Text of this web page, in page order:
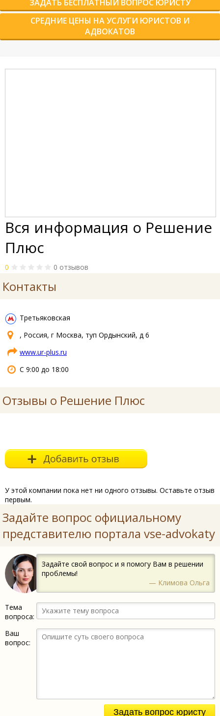
ЗАДАТЬ БЕСПЛАТНЫЙ ВОПРОС ЮРИСТУ
СРЕДНИЕ ЦЕНЫ НА УСЛУГИ ЮРИСТОВ И
АДВОКАТОВ
Вся информация о Решение
Плюс
0 0 отзывов
Контакты
Третьяковская
, Россия, г Москва, туп Ордынский, д 6
www.ur-plus.ru
С 9:00 до 18:00
Отзывы о Решение Плюс
У этой компании пока нет ни одного отзывы. Оставьте отзыв
первым.
Задайте вопрос официальному
представителю портала vse-advokaty
Задайте свой вопрос и я помогу Вам в решении
проблемы!
— Климова Ольга
Тема
вопроса:
Ваш
вопрос:
Задать вопрос юристу